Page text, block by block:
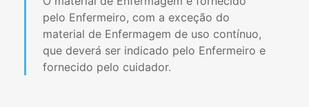
pelo Enfermeiro, com a exceção do
material de Enfermagem de uso contínuo,
que deverá ser indicado pelo Enfermeiro e
fornecido pelo cuidador.